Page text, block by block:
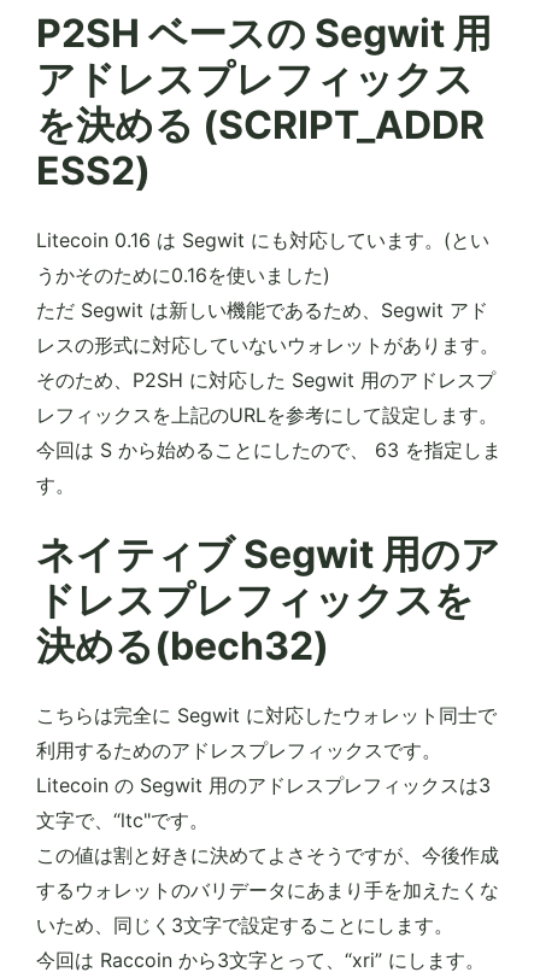
P2SH ベースの Segwit 用
アドレスプレフィックス
を決める (SCRIPT_ADDR
ESS2)
Litecoin 0.16 は Segwit にも対応しています。(とい
うかそのために0.16を使いました)
ただ Segwit は新しい機能であるため、Segwit アド
レスの形式に対応していないウォレットがあります。
そのため、P2SH に対応した Segwit 用のアドレスプ
レフィックスを上記のURLを参考にして設定します。
今回は S から始めることにしたので、 63 を指定しま
す。
ネイティブ Segwit 用のア
ドレスプレフィックスを
決める(bech32)
こちらは完全に Segwit に対応したウォレット同士で
利用するためのアドレスプレフィックスです。
Litecoin の Segwit 用のアドレスプレフィックスは3
文字で、“ltc"です。
この値は割と好きに決めてよさそうですが、今後作成
するウォレットのバリデータにあまり手を加えたくな
いため、同じく3文字で設定することにします。
今回は Raccoin から3文字とって、“xri” にします。